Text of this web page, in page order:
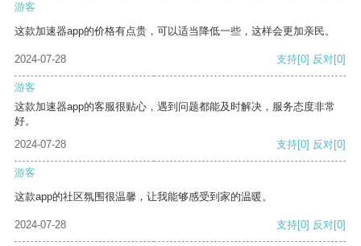
游客
这款加速器app的价格有点贵，可以适当降低一些，这样会更加亲民。
2024-07-28 支持[0] 反对[0]
游客
这款加速器app的客服很贴心，遇到问题都能及时解决，服务态度非常
好。
2024-07-28
支持[0] 反对[0]
游客
这款app的社区氛围很温馨，让我能够感受到家的温暖。
2024-07-28 支持[0] 反对[0]